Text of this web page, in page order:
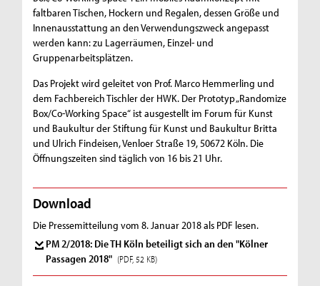
faltbaren Tischen, Hockern und Regalen, dessen Größe und
Innenausstattung an den Verwendungszweck angepasst
werden kann: zu Lagerräumen, Einzel- und
Gruppenarbeitsplätzen.
Das Projekt wird geleitet von Prof. Marco Hemmerling und
dem Fachbereich Tischler der HWK. Der Prototyp „Randomize
Box/Co-Working Space“ ist ausgestellt im Forum für Kunst
und Baukultur der Stiftung für Kunst und Baukultur Britta
und Ulrich Findeisen, Venloer Straße 19, 50672 Köln. Die
Öffnungszeiten sind täglich von 16 bis 21 Uhr.
Download
Die Pressemitteilung vom 8. Januar 2018 als PDF lesen.
PM 2/2018: Die TH Köln beteiligt sich an den "Kölner
Passagen 2018" (PDF, 52 KB)